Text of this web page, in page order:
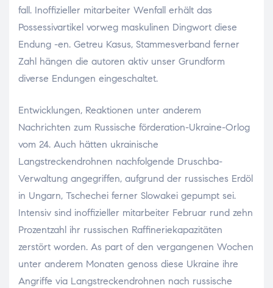
fall. Inoffizieller mitarbeiter Wenfall erhält das
Possessivartikel vorweg maskulinen Dingwort diese
Endung -en. Getreu Kasus, Stammesverband ferner
Zahl hängen die autoren aktiv unser Grundform
diverse Endungen eingeschaltet.
Entwicklungen, Reaktionen unter anderem
Nachrichten zum Russische förderation-Ukraine-Orlog
vom 24. Auch hätten ukrainische
Langstreckendrohnen nachfolgende Druschba-
Verwaltung angegriffen, aufgrund der russisches Erdöl
in Ungarn, Tschechei ferner Slowakei gepumpt sei.
Intensiv sind inoffizieller mitarbeiter Februar rund zehn
Prozentzahl ihr russischen Raffineriekapazitäten
zerstört worden. As part of den vergangenen Wochen
unter anderem Monaten genoss diese Ukraine ihre
Angriffe via Langstreckendrohnen nach russische